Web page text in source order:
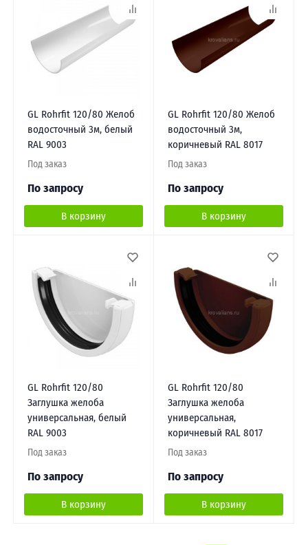
GL Rohrfit 120/80 Желоб
водосточный 3м, белый
RAL 9003
Под заказ
По запросу
В корзину
GL Rohrfit 120/80 Желоб
водосточный 3м,
коричневый RAL 8017
Под заказ
По запросу
В корзину
GL Rohrfit 120/80
Заглушка желоба
универсальная, белый
RAL 9003
Под заказ
По запросу
В корзину
GL Rohrfit 120/80
Заглушка желоба
универсальная,
коричневый RAL 8017
Под заказ
По запросу
В корзину